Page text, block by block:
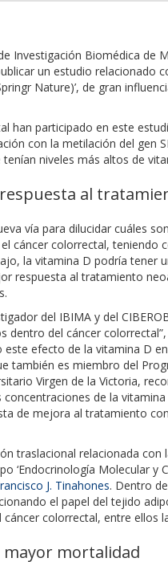
Investigación Biomédica de
un estudio relacionado
Nature)’, de gran
han participado en este
con la metilación del gen
niveles más altos de
al
vía para dilucidar cuáles
cáncer colorrectal, teniendo
la vitamina D podría tener
respuesta al tratamiento
del IBIMA y del
dentro del cáncer
efecto de la vitamina D
también es miembro del
Virgen de la Victoria,
de la
de mejora al tratamiento
traslacional relacionada con
‘Endocrinología Molecular y
J. Tinahones. Dentro
el papel del tejido
colorrectal, entre ellos
mayor mortalidad